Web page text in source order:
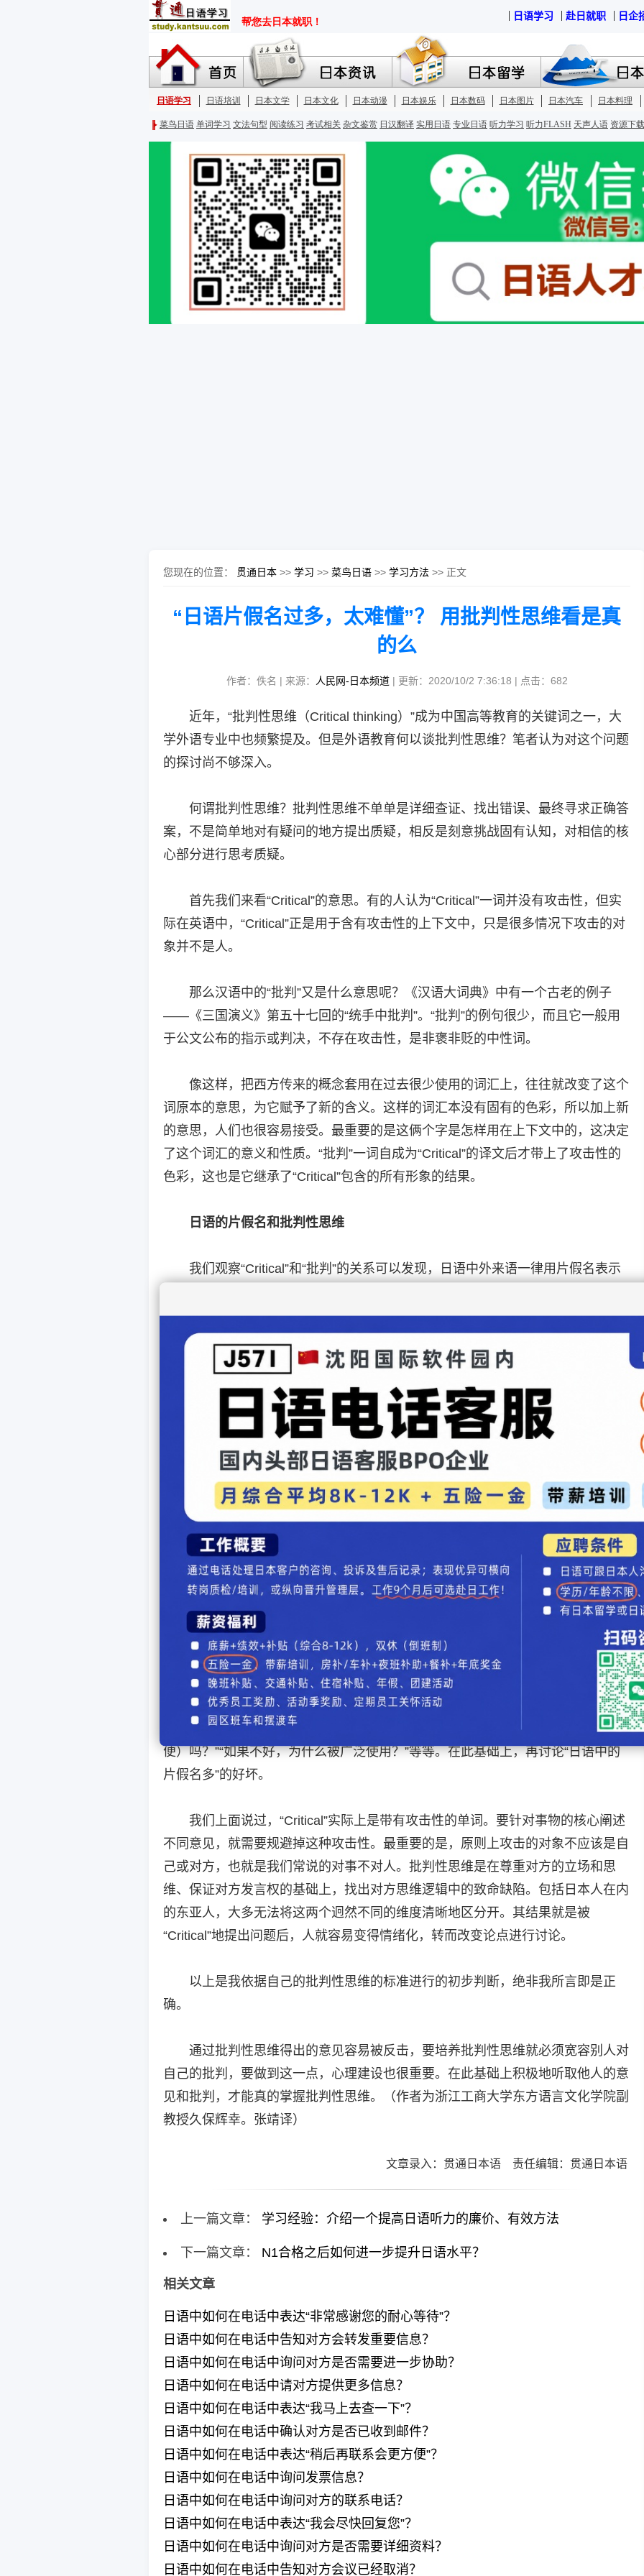
您现在的位置： 贯通日本 >> 学习 >> 菜鸟日语 >> 学习方法 >> 正文
“日语片假名过多，太难懂”？ 用批判性思维看是真
的么
作者：佚名 | 来源： 人民网-日本频道| 更新：2020/10/2 7:36:18 | 点击： 682
近年，“批判性思维（Critical thinking）”成为中国高等教育的关键词之一，大
学外语专业中也频繁提及。但是外语教育何以谈批判性思维？笔者认为对这个问题
的探讨尚不够深入。
何谓批判性思维？批判性思维不单单是详细查证、找出错误、最终寻求正确答
案，不是简单地对有疑问的地方提出质疑，相反是刻意挑战固有认知，对相信的核
心部分进行思考质疑。
首先我们来看“Critical”的意思。有的人认为“Critical”一词并没有攻击性，但实
际在英语中，“Critical”正是用于含有攻击性的上下文中，只是很多情况下攻击的对
象并不是人。
那么汉语中的“批判”又是什么意思呢？《汉语大词典》中有一个古老的例子
——《三国演义》第五十七回的“统手中批判”。“批判”的例句很少，而且它一般用
于公文公布的指示或判决，不存在攻击性，是非褒非贬的中性词。
像这样，把西方传来的概念套用在过去很少使用的词汇上，往往就改变了这个
词原本的意思，为它赋予了新的含义。这样的词汇本没有固有的色彩，所以加上新
的意思，人们也很容易接受。最重要的是这俩个字是怎样用在上下文中的，这决定
了这个词汇的意义和性质。“批判”一词自成为“Critical”的译文后才带上了攻击性的
色彩，这也是它继承了“Critical”包含的所有形象的结果。
日语的片假名和批判性思维
我们观察“Critical”和“批判”的关系可以发现，日语中外来语一律用片假名表示
换为汉字，有时可能会传递出不正确的印象，导致出现“译文不对”的意见。不仅如
此，这种做法还有增加同音异义词的数量，导致更易混淆和混乱的情况。比如现存
的“科学”和“化学”，“电气”、“电器”和“电机”，“私立”和“市立”，“辞典”和“字典”、“事
典”等等，都是这种在西方影响下新创造出来的词汇。
顺带一提，日本小学在教授生物名称时，也都用片假名写。这因为动植物名称
中的汉字非常之多，记住这些字和读音费时费力，但它们用途很有限，实际上基本
原本古代日语词汇就少，或许是受此影响，日本人基本不将汉语词汇翻译过
来，而是直接导入，从而让词汇数量有了飞跃性增加。这么做也不是完全没有问
题。因为把汉字直接套用在日语里，让汉字的读音也大大增加了。
一般像这样直接导入一种语言，就应当在一定程度上向人们普及该语言（汉语
或英语）的知识。明治时代，由于英语（及德语）的普及不到位，只得将外来语替
换成了汉字。
“日语片假名太多，很难懂”这样的批评并没有从本质的的角度出发，所以并不
是批判性思维。批判性思维应该思考“为什么片假名多？”“片假名真的不好（不方
便）吗？”“如果不好，为什么被广泛使用？”等等。在此基础上，再讨论“日语中的
片假名多”的好坏。
我们上面说过，“Critical”实际上是带有攻击性的单词。要针对事物的核心阐述
不同意见，就需要规避掉这种攻击性。最重要的是，原则上攻击的对象不应该是自
己或对方，也就是我们常说的对事不对人。批判性思维是在尊重对方的立场和思
维、保证对方发言权的基础上，找出对方思维逻辑中的致命缺陷。包括日本人在内
的东亚人，大多无法将这两个迥然不同的维度清晰地区分开。其结果就是被
“Critical”地提出问题后，人就容易变得情绪化，转而改变论点进行讨论。
以上是我依据自己的批判性思维的标准进行的初步判断，绝非我所言即是正
确。
通过批判性思维得出的意见容易被反击，要培养批判性思维就必须宽容别人对
自己的批判，要做到这一点，心理建设也很重要。在此基础上积极地听取他人的意
见和批判，才能真的掌握批判性思维。（作者为浙江工商大学东方语言文化学院副
教授久保辉幸。张靖译）
文章录入：贯通日本语 责任编辑：贯通日本语
上一篇文章： 学习经验：介绍一个提高日语听力的廉价、有效方法
下一篇文章： N1合格之后如何进一步提升日语水平？
相关文章
日语中如何在电话中表达“非常感谢您的耐心等待”？
日语中如何在电话中告知对方会转发重要信息？
日语中如何在电话中询问对方是否需要进一步协助？
日语中如何在电话中请对方提供更多信息？
日语中如何在电话中表达“我马上去查一下”？
日语中如何在电话中确认对方是否已收到邮件？
日语中如何在电话中表达“稍后再联系会更方便”？
日语中如何在电话中询问发票信息？
日语中如何在电话中询问对方的联系电话？
日语中如何在电话中表达“我会尽快回复您”？
日语中如何在电话中询问对方是否需要详细资料？
日语中如何在电话中告知对方会议已经取消？